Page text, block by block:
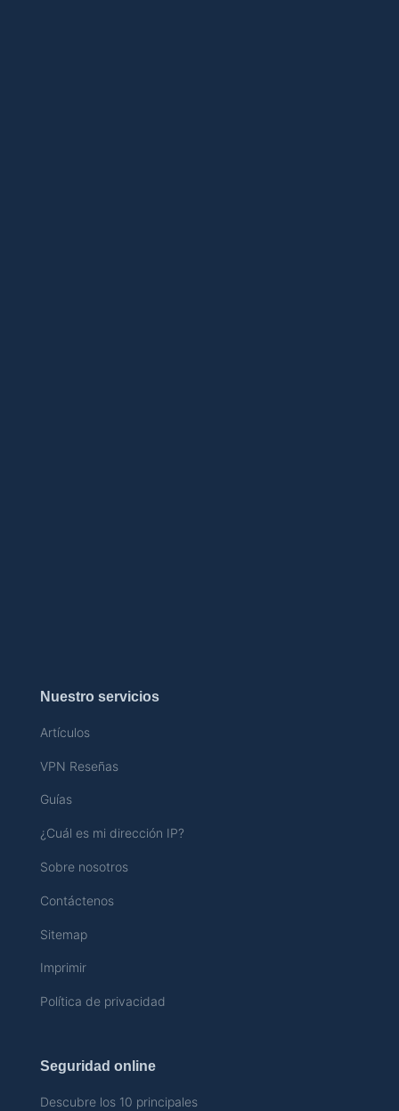
Nuestro servicios
Artículos
VPN Reseñas
Guías
¿Cuál es mi dirección IP?
Sobre nosotros
Contáctenos
Sitemap
Imprimir
Política de privacidad
Seguridad online
Descubre los 10 principales